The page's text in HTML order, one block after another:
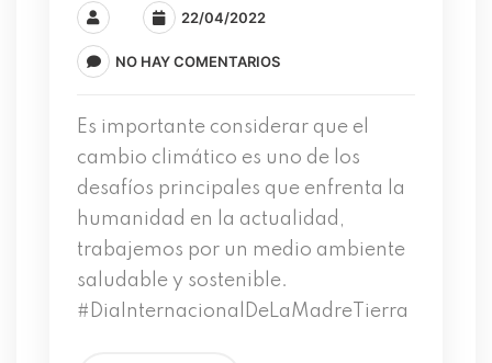
22/04/2022
NO HAY COMENTARIOS
Es importante considerar que el
cambio climático es uno de los
desafíos principales que enfrenta la
humanidad en la actualidad,
trabajemos por un medio ambiente
saludable y sostenible.
#DiaInternacionalDeLaMadreTierra